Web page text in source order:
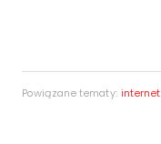
Powiązane tematy: internet